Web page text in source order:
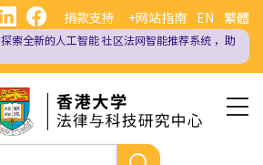
EN 繁體
捐款支持 +网站指南
探索全新的人工智能社区法网智能推荐系统 ，助